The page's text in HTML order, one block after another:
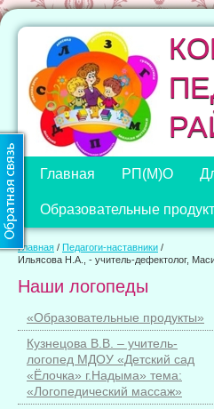
Главная РП(М)О
Образовательные
Главная / Педагоги-наставники /
Ильясова Н.А., - учитель-дефектолог,
Наши логопеды
«Образовательные продукты»
Кузнецова В.В. – учитель-
логопед МДОУ «Детский сад
«Ёлочка» г.Надыма» тема:
«Логопедический массаж»